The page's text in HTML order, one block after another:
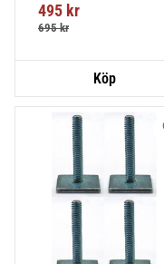
495 kr
695kr